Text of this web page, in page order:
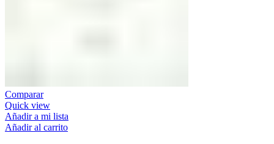
Comparar
Quick view
Añadir a mi lista
Añadir al carrito